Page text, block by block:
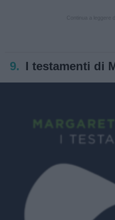
9. I testamenti di